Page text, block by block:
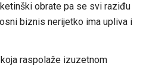
obrate pa se svi raziđu
biznis nerijetko ima upliva i
raspolaže izuzetnom